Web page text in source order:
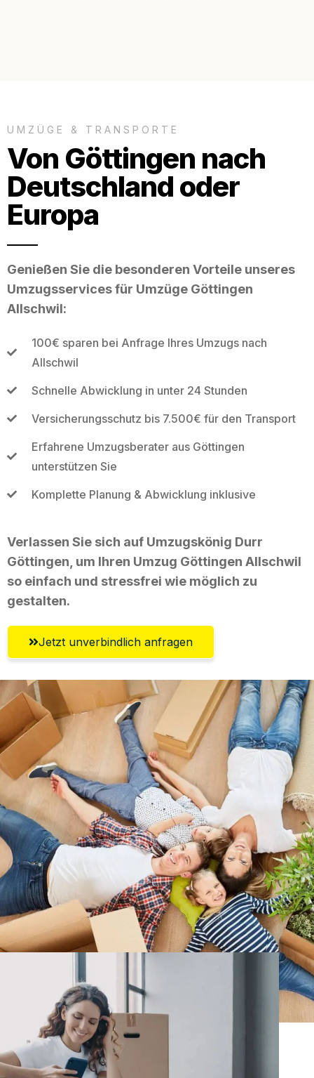
UMZÜGE & TRANSPORTE
Von Göttingen nach
Deutschland oder
Europa
Genießen Sie die besonderen Vorteile unseres
Umzugsservices für Umzüge Göttingen
Allschwil:
100€ sparen bei Anfrage Ihres Umzugs nach
Allschwil
Schnelle Abwicklung in unter 24 Stunden
Versicherungsschutz bis 7.500€ für den Transport
Erfahrene Umzugsberater aus Göttingen
unterstützen Sie
Komplette Planung & Abwicklung inklusive
Verlassen Sie sich auf Umzugskönig Durr
Göttingen, um Ihren Umzug Göttingen Allschwil
so einfach und stressfrei wie möglich zu
gestalten.
Jetzt unverbindlich anfragen